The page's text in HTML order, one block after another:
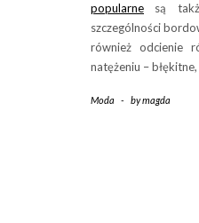
popularne są
szczególności
również odcienie
natężeniu –
Moda - bymagda